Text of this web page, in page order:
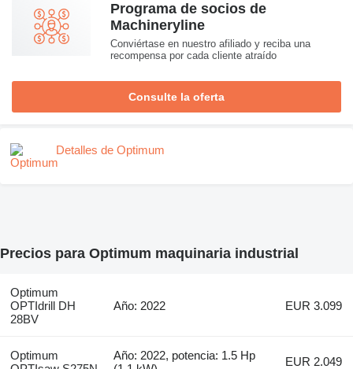
Programa de socios de
Machineryline
Conviértase en nuestro afiliado y reciba una
recompensa por cada cliente atraído
Consulte la oferta
Detalles de Optimum
Precios para Optimum maquinaria industrial
Optimum
OPTIdrill DH
28BV
Año: 2022 EUR 3.099
Optimum
Año: 2022, potencia: 1.5 Hp
EUR 2.049